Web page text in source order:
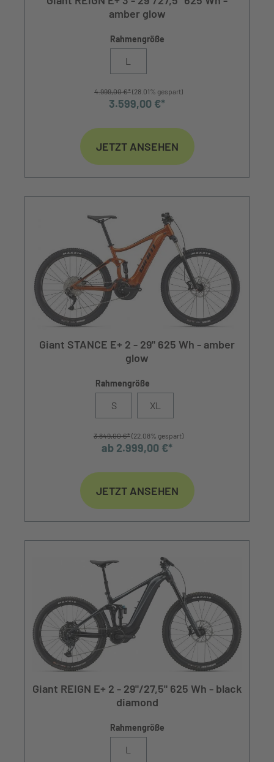
amber glow
Rahmengröße
L
4.999,00 €*(28.01% gespart)
3.599,00 €*
JETZT ANSEHEN
Giant STANCE E+ 2 - 29" 625 Wh - amber
glow
Rahmengröße
S XL
3.849,00 €*(22.08% gespart)
ab 2.999,00 €*
JETZT ANSEHEN
Giant REIGN E+ 2 - 29"/27,5" 625 Wh - black
diamond
Rahmengröße
L